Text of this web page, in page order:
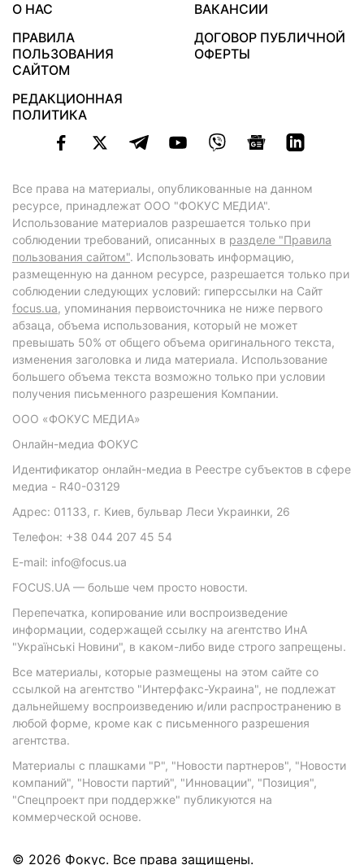
О НАС
ВАКАНСИИ
ПРАВИЛА
ПОЛЬЗОВАНИЯ
САЙТОМ
ДОГОВОР ПУБЛИЧНОЙ
ОФЕРТЫ
РЕДАКЦИОННАЯ
ПОЛИТИКА
Все права на материалы, опубликованные на данном
ресурсе, принадлежат ООО "ФОКУС МЕДИА".
Использование материалов разрешается только при
соблюдении требований, описанных в разделе "Правила
пользования сайтом". Использовать информацию,
размещенную на данном ресурсе, разрешается только при
соблюдении следующих условий: гиперссылки на Сайт
focus.ua, упоминания первоисточника не ниже первого
абзаца, объема использования, который не может
превышать 50% от общего объема оригинального текста,
изменения заголовка и лида материала. Использование
большего объема текста возможно только при условии
получения письменного разрешения Компании.
ООО «ФОКУС МЕДИА»
Онлайн-медиа ФОКУС
Идентификатор онлайн-медиа в Реестре субъектов в сфере
медиа - R40-03129
Адрес: 01133, г. Киев, бульвар Леси Украинки, 26
Телефон: +38 044 207 45 54
E-mail: info@focus.ua
FOCUS.UA — больше чем просто новости.
Перепечатка, копирование или воспроизведение
информации, содержащей ссылку на агентство ИнА
"Українські Новини", в каком-либо виде строго запрещены.
Все материалы, которые размещены на этом сайте со
ссылкой на агентство "Интерфакс-Украина", не подлежат
дальнейшему воспроизведению и/или распространению в
любой форме, кроме как с письменного разрешения
агентства.
Материалы с плашками "Р", "Новости партнеров", "Новости
компаний", "Новости партий", "Инновации", "Позиция",
"Спецпроект при поддержке" публикуются на
коммерческой основе.
© 2026 Фокус. Все права защищены.